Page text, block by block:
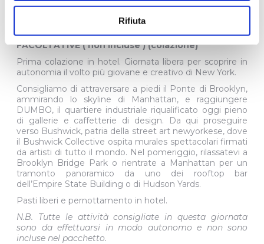
Rifiuta
4° GIORNO – GIORNATA LIBERA PER ESCURSIONI
FACOLTATIVE ( non incluse ) (colazione)
Prima colazione in hotel. Giornata libera per scoprire in
autonomia il volto più giovane e creativo di New York.
Consigliamo di attraversare a piedi il Ponte di Brooklyn,
ammirando lo skyline di Manhattan, e raggiungere
DUMBO, il quartiere industriale riqualificato oggi pieno
di gallerie e caffetterie di design. Da qui proseguire
verso Bushwick, patria della street art newyorkese, dove
il Bushwick Collective ospita murales spettacolari firmati
da artisti di tutto il mondo. Nel pomeriggio, rilassatevi a
Brooklyn Bridge Park o rientrate a Manhattan per un
tramonto panoramico da uno dei rooftop bar
dell’Empire State Building o di Hudson Yards.
Pasti liberi e pernottamento in hotel.
N.B. Tutte le attività consigliate in questa giornata
sono da effettuarsi in modo autonomo e non sono
incluse nel pacchetto.